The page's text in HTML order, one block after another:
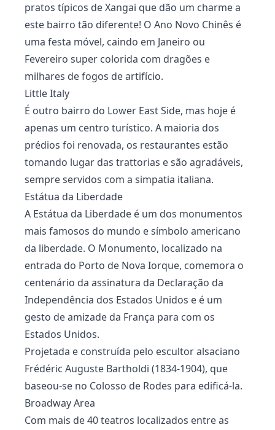
pratos típicos de Xangai que dão um charme a
este bairro tão diferente! O Ano Novo Chinês é
uma festa móvel, caindo em Janeiro ou
Fevereiro super colorida com dragões e
milhares de fogos de artifício.
Little Italy
É outro bairro do Lower East Side, mas hoje é
apenas um centro turístico. A maioria dos
prédios foi renovada, os restaurantes estão
tomando lugar das trattorias e são agradáveis,
sempre servidos com a simpatia italiana.
Estátua da Liberdade
A Estátua da Liberdade é um dos monumentos
mais famosos do mundo e símbolo americano
da liberdade. O Monumento, localizado na
entrada do Porto de Nova Iorque, comemora o
centenário da assinatura da Declaração da
Independência dos Estados Unidos e é um
gesto de amizade da França para com os
Estados Unidos.
Projetada e construída pelo escultor alsaciano
Frédéric Auguste Bartholdi (1834-1904), que
baseou-se no Colosso de Rodes para edificá-la.
Broadway Area
Com mais de 40 teatros localizados entre as